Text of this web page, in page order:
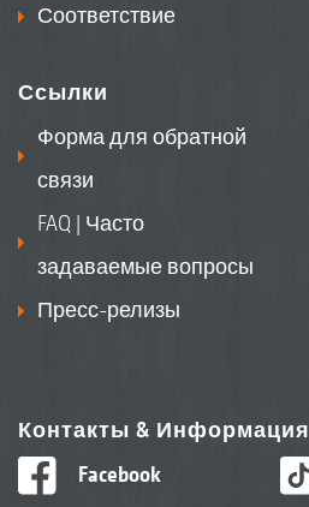
Соответствие
Ссылки
Форма для обратной
связи
FAQ | Часто
задаваемые вопросы
Пресс-релизы
Контакты & Информация
Facebook